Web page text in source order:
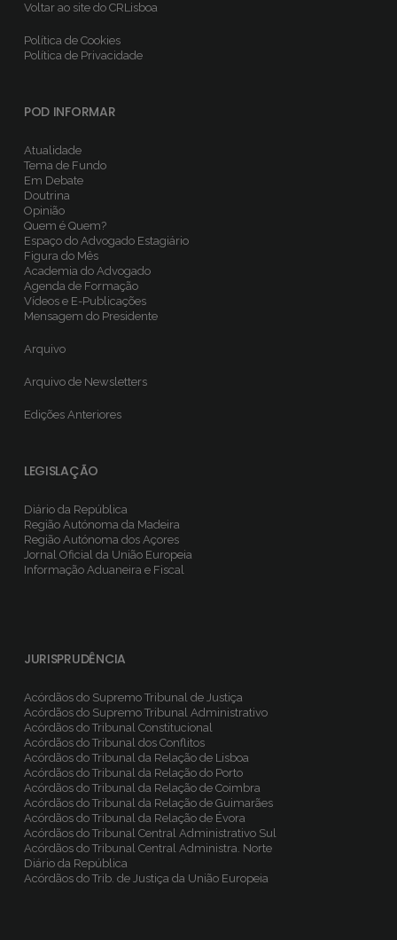
Voltar ao site do CRLisboa
Política de Cookies
Política de Privacidade
POD INFORMAR
Atualidade
Tema de Fundo
Em Debate
Doutrina
Opinião
Quem é Quem?
Espaço do Advogado Estagiário
Figura do Mês
Academia do Advogado
Agenda de Formação
Vídeos e E-Publicações
Mensagem do Presidente
Arquivo
Arquivo de Newsletters
Edições Anteriores
LEGISLAÇÃO
Diário da República
Região Autónoma da Madeira
Região Autónoma dos Açores
Jornal Oficial da União Europeia
Informação Aduaneira e Fiscal
JURISPRUDÊNCIA
Acórdãos do Supremo Tribunal de Justiça
Acórdãos do Supremo Tribunal Administrativo
Acórdãos do Tribunal Constitucional
Acórdãos do Tribunal dos Conflitos
Acórdãos do Tribunal da Relação de Lisboa
Acórdãos do Tribunal da Relação do Porto
Acórdãos do Tribunal da Relação de Coimbra
Acórdãos do Tribunal da Relação de Guimarães
Acórdãos do Tribunal da Relação de Évora
Acórdãos do Tribunal Central Administrativo Sul
Acórdãos do Tribunal Central Administra. Norte
Diário da República
Acórdãos do Trib. de Justiça da União Europeia